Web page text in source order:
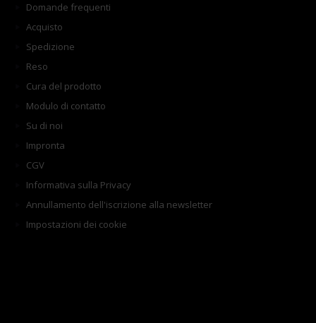
Domande frequenti
Acquisto
Spedizione
Reso
Cura del prodotto
Modulo di contatto
Su di noi
Impronta
CGV
Informativa sulla Privacy
Annullamento dell'iscrizione alla newsletter
Impostazioni dei cookie